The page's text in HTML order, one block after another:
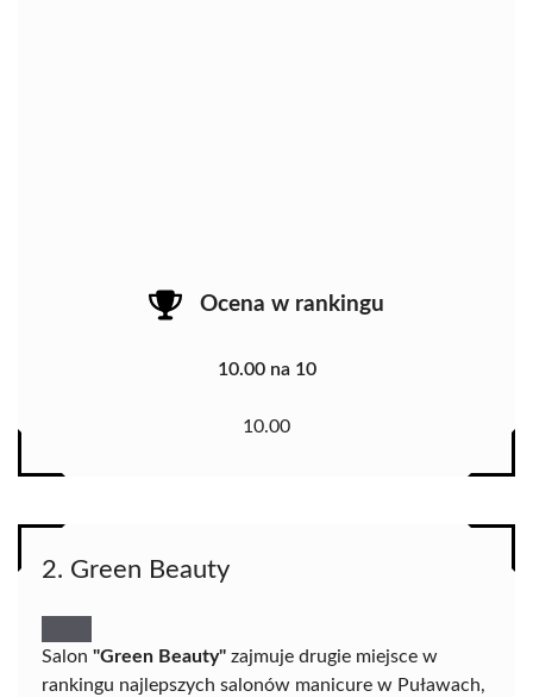
Ocena w rankingu
10.00 na 10
10.00
2. Green Beauty
Salon "Green Beauty" zajmuje drugie miejsce w
rankingu najlepszych salonów manicure w Puławach,